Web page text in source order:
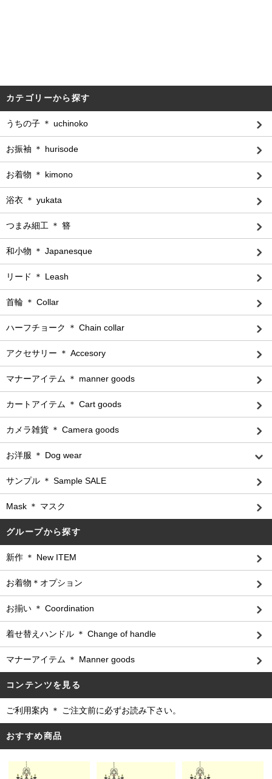
カテゴリーから探す
うちの子 ＊ uchinoko
お振袖 ＊ hurisode
お着物 ＊ kimono
浴衣 ＊ yukata
つまみ細工 ＊ 簪
和小物 ＊ Japanesque
リード ＊ Leash
首輪 ＊ Collar
ハーフチョーク ＊ Chain collar
アクセサリー ＊ Accesory
マナーアイテム ＊ manner goods
カートアイテム ＊ Cart goods
カメラ雑貨 ＊ Camera goods
お洋服 ＊ Dog wear
サンプル ＊ Sample SALE
Mask ＊ マスク
グループから探す
新作 ＊ New ITEM
お着物＊オプション
お揃い ＊ Coordination
着せ替えハンドル ＊ Change of handle
マナーアイテム ＊ Manner goods
コンテンツを見る
ご利用案内 ＊ ご注文前に必ずお読み下さい。
おすすめ商品